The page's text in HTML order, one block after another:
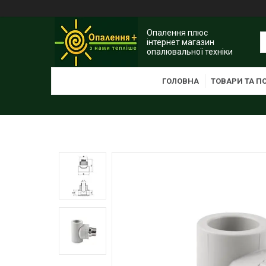
Опалення плюс
інтернет магазин
опалювальної техніки
ГОЛОВНА ТОВАРИ ТА